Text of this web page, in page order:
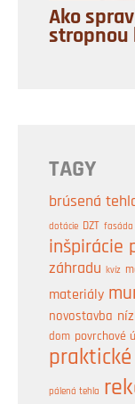
Ako
stropnou
TAGY
brúsená
dotácie DZT fasáda
inšpirácie
záhradu
kvíz
materiály
novostavba
dom povrchové
pálená tehla